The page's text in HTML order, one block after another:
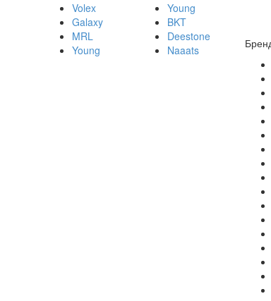
Volex
Galaxy
MRL
Young
Young
BKT
Deestone
Naaats